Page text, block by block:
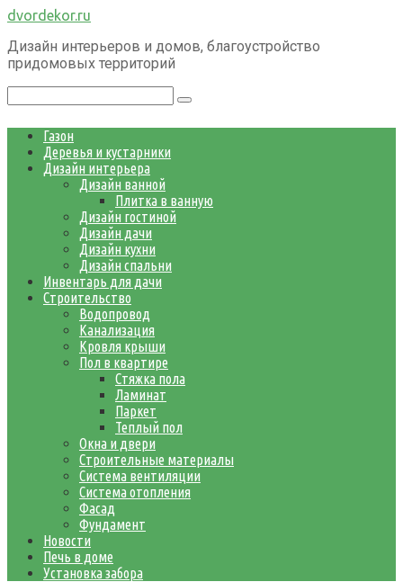
Перейти
контенту
dvordekor.ru
Дизайн интерьеров и домов, благоустройство
придомовых территорий
Газон
Деревья и кустарники
Дизайн интерьера
Дизайн ванной
Плитка в ванную
Дизайн гостиной
Дизайн дачи
Дизайн кухни
Дизайн спальни
Инвентарь для дачи
Строительство
Водопровод
Канализация
Кровля крыши
Пол в квартире
Стяжка пола
Ламинат
Паркет
Теплый пол
Окна и двери
Строительные материалы
Система вентиляции
Система отопления
Фасад
Фундамент
Новости
Печь в доме
Установка забора